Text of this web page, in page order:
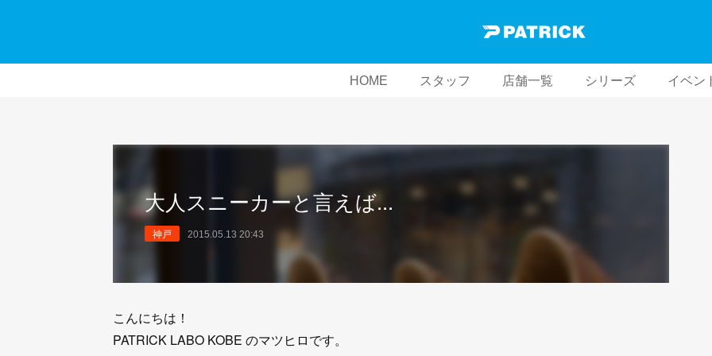
HOME スタッフ 店舗一覧 シリーズ イベン
大人スニーカーと言えば...
神戸 2015.05.13 20:43
こんにちは！
PATRICK LABO KOBE のマツヒロです。